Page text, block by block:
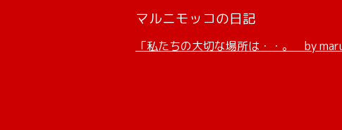
マルニモッコの日記
「私たちの大切な場所は・・。 by